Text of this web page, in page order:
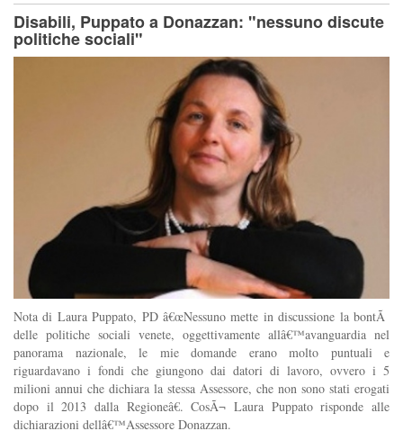
Disabili, Puppato a Donazzan: "nessuno discute
politiche sociali"
Nota di Laura Puppato, PD â€œNessuno mette in discussione la bontÃ
delle politiche sociali venete, oggettivamente allâ€™avanguardia nel
panorama nazionale, le mie domande erano molto puntuali e
riguardavano i fondi che giungono dai datori di lavoro, ovvero i 5
milioni annui che dichiara la stessa Assessore, che non sono stati erogati
dopo il 2013 dalla Regioneâ€. CosÃ¬ Laura Puppato risponde alle
dichiarazioni dellâ€™Assessore Donazzan.